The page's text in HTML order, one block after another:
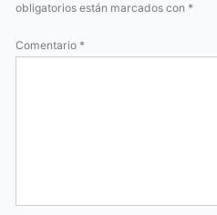
obligatorios están marcados con *
Comentario *